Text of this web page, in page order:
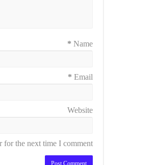
Name
*
Email
*
Website
for the next time I comment.